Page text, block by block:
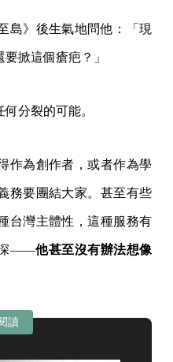
島》後生氣地問他：「現
掀這個瘡疤？」
分裂的可能。
作為創作者，或者作為學
務要團結大家。甚至有些
台灣主體性，這種服務有
深——他甚至沒有辦法想像
讀